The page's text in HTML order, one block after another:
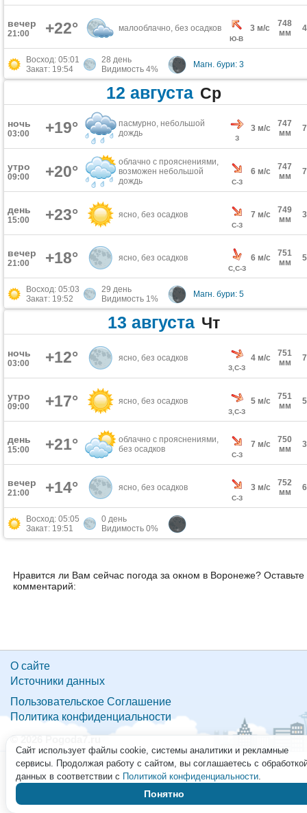
вечер
21:00 +22° малооблачно, без осадков
Ю-В
3 м/с
748
мм
Восход: 05:01
Закат: 19:54
28 день
Видимость 4%
Магн. бури: 3
12 августа Ср
ночь
03:00 +19°
пасмурно, небольшой
дождь
З
3 м/с
747
мм
утро
09:00 +20°
облачно с прояснениями,
возможен небольшой
дождь
С-З
6 м/с
747
мм
день
15:00 +23° ясно, без осадков
С-З
7 м/с
749
мм
вечер
21:00 +18° ясно, без осадков
С,С-З
6 м/с
751
мм
Восход: 05:03
Закат: 19:52
29 день
Видимость 1%
Магн. бури: 5
13 августа Чт
ночь
03:00 +12° ясно, без осадков
З,С-З
4 м/с
751
мм
утро
09:00 +17° ясно, без осадков
З,С-З
5 м/с
751
мм
день
15:00 +21°
облачно с прояснениями,
без осадков
С-З
7 м/с
750
мм
вечер
21:00 +14° ясно, без осадков
С-З
3 м/с
752
мм
Восход: 05:05
Закат: 19:51
0 день
Видимость 0%
Нравится ли Вам сейчас погода за окном в Воронеже? Оставьте
комментарий:
О сайте
Источники данных
Пользовательское Соглашение
Политика конфиденциальности
© 2026 Pogoda7.ru
Сайт использует файлы cookie, системы аналитики и рекламные
сервисы. Продолжая работу с сайтом, вы соглашаетесь с
данных в соответствии с Политикой конфиденциальности.
Понятно